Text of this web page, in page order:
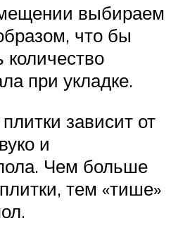
выбираем
что бы
при укладке.
зависит от
и
Чем больше
тем «тише»